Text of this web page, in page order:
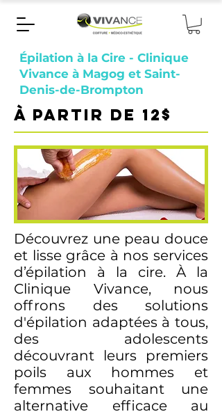
Épilation à la Cire - Clinique
Vivance à Magog et Saint-
Denis-de-Brompton
À partir de 12$
Découvrez une peau douce
et lisse grâce à nos services
d’épilation à la cire. À la
Clinique Vivance, nous
offrons des solutions
d'épilation adaptées à tous,
des adolescents
découvrant leurs premiers
poils aux hommes et
femmes souhaitant une
alternative efficace au